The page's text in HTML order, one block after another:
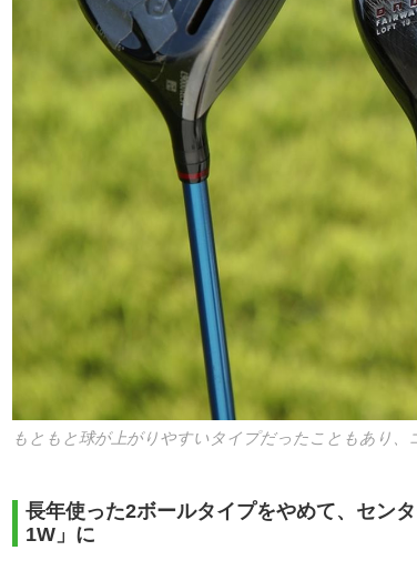
もともと球が上がりやすいタイプだったこともあり、
長年使った2ボールタイプをやめて、セン
1W」に